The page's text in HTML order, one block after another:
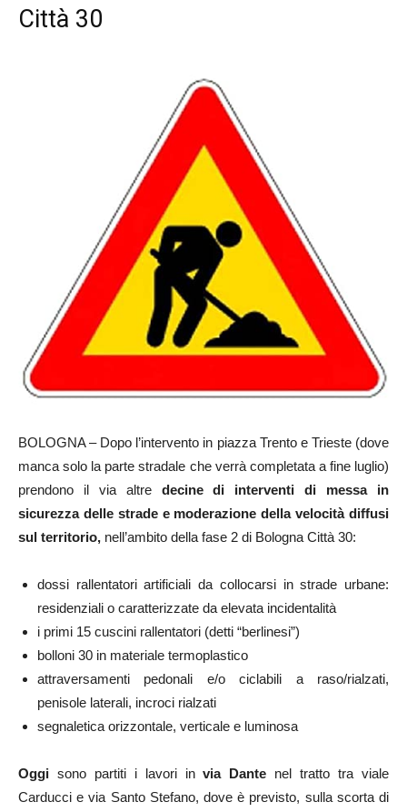
Città 30
BOLOGNA – Dopo l’intervento in piazza Trento e Trieste (dove
manca solo la parte stradale che verrà completata a fine luglio)
prendono il via altre decine di interventi di messa in
sicurezza delle strade e moderazione della velocità diffusi
sul territorio, nell’ambito della fase 2 di Bologna Città 30:
dossi rallentatori artificiali da collocarsi in strade urbane:
residenziali o caratterizzate da elevata incidentalità
i primi 15 cuscini rallentatori (detti “berlinesi”)
bolloni 30 in materiale termoplastico
attraversamenti pedonali e/o ciclabili a raso/rialzati,
penisole laterali, incroci rialzati
segnaletica orizzontale, verticale e luminosa
Oggi sono partiti i lavori invia Dante nel tratto tra viale
Carducci e via Santo Stefano, dove è previsto, sulla scorta di